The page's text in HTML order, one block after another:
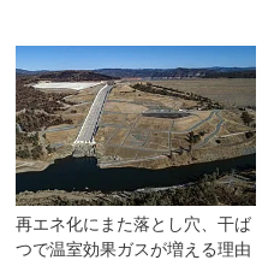
再エネ化にまた落とし穴、干ば
つで温室効果ガスが増える理由